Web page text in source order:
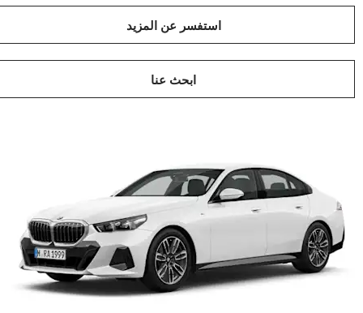
استفسر عن المزيد
ابحث عنا